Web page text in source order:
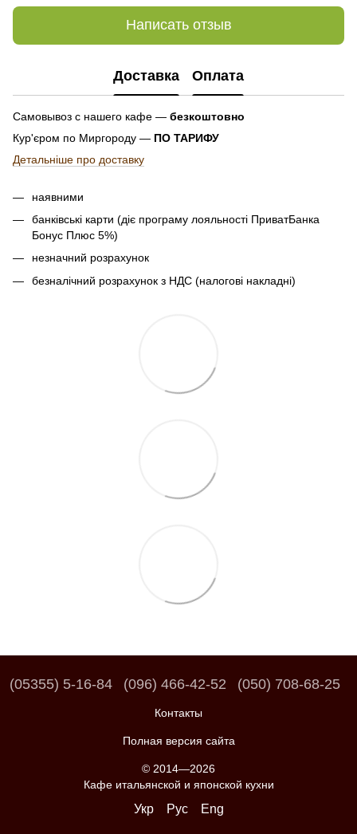
Написать отзыв
Доставка Оплата
Самовывоз с нашего кафе — безкоштовно
Кур'єром по Миргороду — ПО ТАРИФУ
Детальніше про доставку
наявними
банківські карти (діє програму лояльності ПриватБанка
Бонус Плюс 5%)
незначний розрахунок
безналічний розрахунок з НДС (налогові накладні)
(05355) 5-16-84 (096) 466-42-52 (050) 708-68-25
Контакты
Полная версия сайта
© 2014—2026
Кафе итальянской и японской кухни
Укр Рус Eng